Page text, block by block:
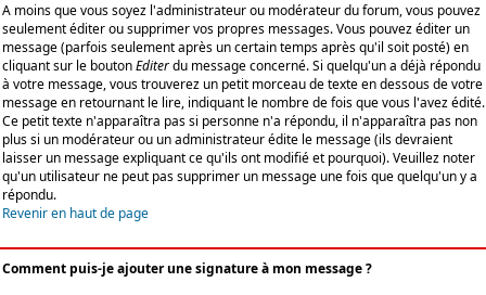
A moins que vous soyez l'administrateur ou modérateur du forum, vous pouvez
seulement éditer ou supprimer vos propres messages. Vous pouvez éditer un
message (parfois seulement après un certain temps après qu'il soit posté) en
cliquant sur le boutonEditerdu message concerné. Si quelqu'un a déjà répondu
à votre message, vous trouverez un petit morceau de texte en dessous de votre
message en retournant le lire, indiquant le nombre de fois que vous l'avez édité.
Ce petit texte n'apparaîtra pas si personne n'a répondu, il n'apparaîtra pas non
plus si un modérateur ou un administrateur édite le message (ils devraient
laisser un message expliquant ce qu'ils ont modifié et pourquoi). Veuillez noter
qu'un utilisateur ne peut pas supprimer un message une fois que quelqu'un y a
répondu.
Revenir en haut de page
Comment puis-je ajouter une signature à mon message ?